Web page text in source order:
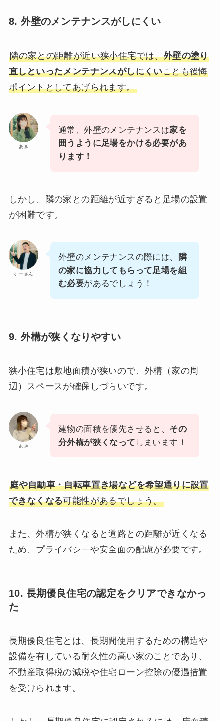
8. 外壁のメンテナンスがしにくい
隣の家との距離が近い狭小住宅では、外壁の塗り
直しといったメンテナンスがしにくいことも後悔
ポイントとしてあげられます。
あき
通常、外壁のメンテナンスは家を
囲うように足場をかける必要があ
ります！
しかし、隣の家との距離が近すぎると足場の設置
が困難です。
すーさん
外壁のメンテナンスの際には、
隣
の家に協力してもらって足場を組
む必要があるでしょう！
9. 外構が狭くなりやすい
狭小住宅は敷地面積が狭いので、外構（家の周
辺）スペースが確保しづらいです。
あき
建物の面積を優先させると、 その
分外構が狭くなって しまいます！
庭や自動車・自転車置き場などを希望通りに設置
できなくなる可能性があるでしょう。
また、外構が狭くなると道路との距離が近くなる
ため、プライバシーや安全面の配慮が必要です。
10. 長期優良住宅の認定をクリアできなかっ
た
長期優良住宅とは、長期間使用するための構造や
設備を有している耐久性の高い家のことであり、
不動産取得税の減税や住宅ローン控除の優遇措置
を受けられます。